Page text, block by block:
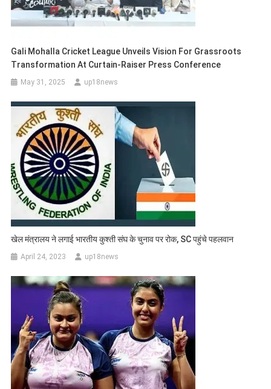
Gali Mohalla Cricket League Unveils Vision For Grassroots
Transformation At Curtain-Raiser Press Conference
May 31, 2025 up18news
खेल मंत्रालय ने लगाई भारतीय कुश्ती संघ के चुनाव पर रोक, SC पहुंचे पहलवान
April 24, 2023 up18news